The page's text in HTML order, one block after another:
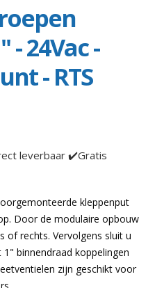
24Vac -
- RTS
leverbaar ✔️Gratis
kleppenput
Door de modulaire opbouw
of rechts. Vervolgens sluit u
binnendraad koppelingen
zijn geschikt voor